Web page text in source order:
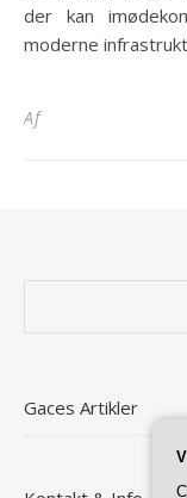
der kan
moderne
Af
Gaces Artikler